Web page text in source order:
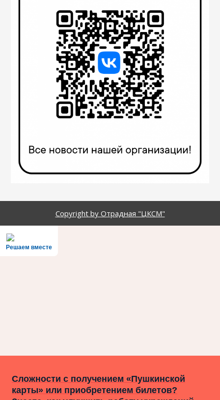
Copyright by Отрадная "ЦКСМ"
Решаем вместе
Сложности с получением «Пушкинской
карты» или приобретением билетов?